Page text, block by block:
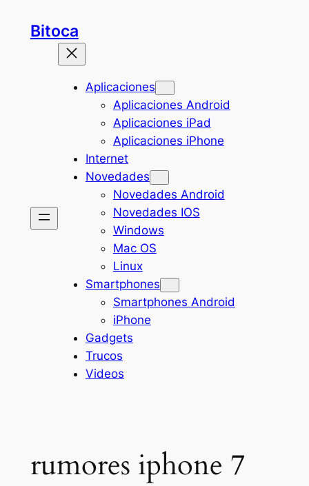
Bitoca
Aplicaciones
Aplicaciones Android
Aplicaciones iPad
Aplicaciones iPhone
Internet
Novedades
Novedades Android
Novedades IOS
Windows
Mac OS
Linux
Smartphones
Smartphones Android
iPhone
Gadgets
Trucos
Videos
rumores iphone 7